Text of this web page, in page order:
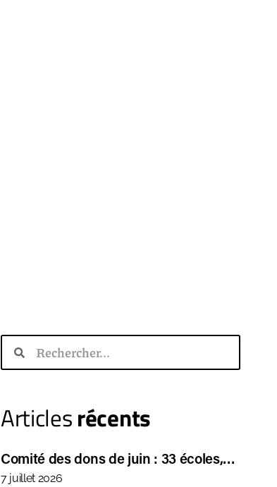
Articlesrécents
Comité des dons de juin : 33 écoles,…
7 juillet 2026